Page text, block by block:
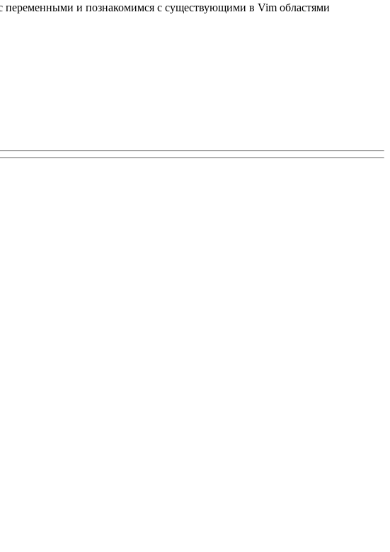
переменными и познакомимся с существующими в Vim областями